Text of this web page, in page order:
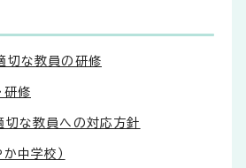
な教員の研修
研修
な教員への対応方針
中学校）